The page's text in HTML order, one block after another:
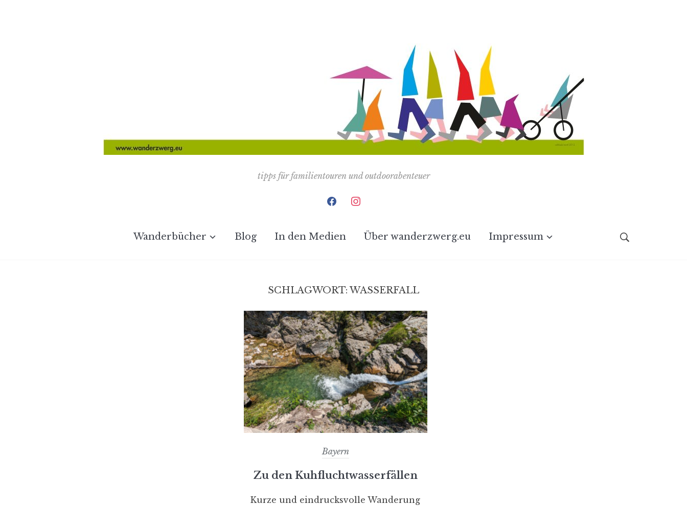
tipps für familientouren und outdoorabenteuer
facebookinstagram
Wanderbücher Blog In den Medien Über wanderzwerg.eu Impressum
SCHLAGWORT:WASSERFALL
Bayern
Zu den Kuhfluchtwasserfällen
Kurze und eindrucksvolle Wanderung